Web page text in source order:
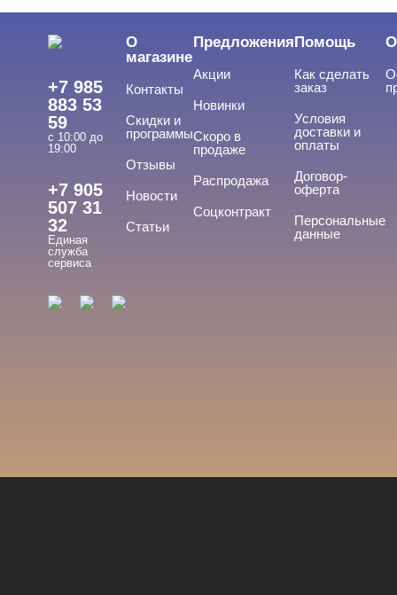
+7 985
883 53
59
с 10:00 до
19:00
+7 905
507 31
32
Единая
служба
сервиса
О
магазине
Контакты
Скидки и
программы
Отзывы
Новости
Статьи
Предложения
Акции
Новинки
Скоро в
продаже
Распродажа
Соцконтракт
Помощь
Как сделать
заказ
Условия
доставки и
оплаты
Договор-
оферта
Персональные
данные